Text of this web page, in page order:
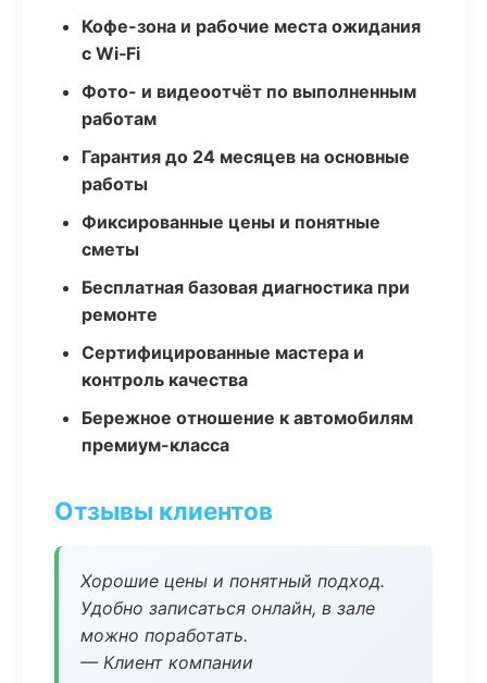
Кофе-зона и рабочие места ожидания
с Wi‑Fi
Фото- и видеоотчёт по выполненным
работам
Гарантия до 24 месяцев на основные
работы
Фиксированные цены и понятные
сметы
Бесплатная базовая диагностика при
ремонте
Сертифицированные мастера и
контроль качества
Бережное отношение к автомобилям
премиум-класса
Отзывы клиентов
Хорошие цены и понятный подход.
Удобно записаться онлайн, в зале
можно поработать.
— Клиент компании